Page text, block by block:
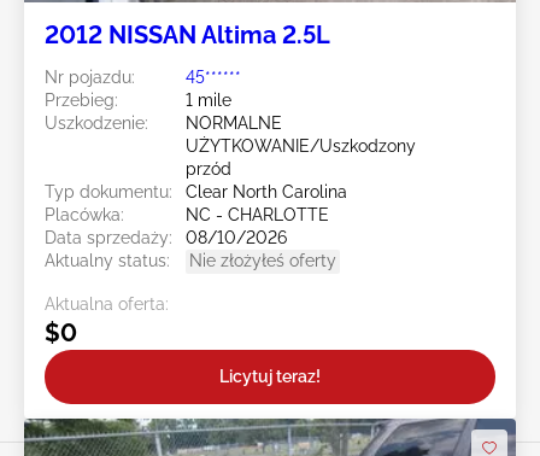
2012 NISSAN Altima 2.5L
Nr pojazdu:
45******
Przebieg:
1 mile
Uszkodzenie:
NORMALNE
UŻYTKOWANIE/Uszkodzony
przód
Typ dokumentu:
Clear North Carolina
Placówka:
NC - CHARLOTTE
Data sprzedaży:
08/10/2026
Aktualny status:
Nie złożyłeś oferty
Aktualna oferta:
$0
Licytuj teraz!